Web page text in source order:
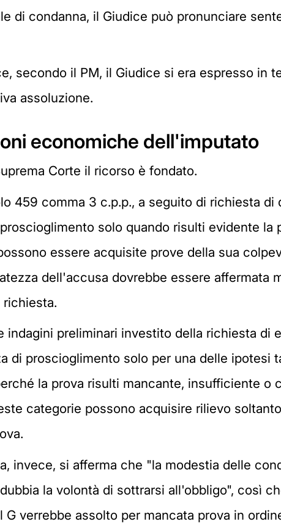
di condanna, il Giudice può pronunciare
secondo il PM, il Giudice si era espresso in
assoluzione.
economiche dell'imputato
Corte il ricorso è fondato.
459 comma 3 c.p.p., a seguito di richiesta
solo quando risulti evidente
essere acquisite prove della sua
dell'accusa dovrebbe essere affermata
indagini preliminari investito della richiesta di
di proscioglimento solo per una delle ipotesi
la prova risulti mancante, insufficiente
categorie possono acquisire rilievo
invece, si afferma che "la modestia delle
la volontà di sottrarsi all'obbligo", così
G verrebbe assolto per mancata prova in